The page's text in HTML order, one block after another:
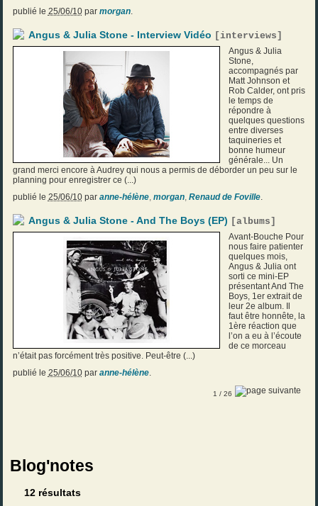
publié le 25/06/10par morgan.
Angus & Julia Stone - Interview Vidéo [interviews ]
Angus & Julia
Stone,
accompagnés par
Matt Johnson et
Rob Calder, ont pris
le temps de
répondre à
quelques questions
entre diverses
taquineries et
bonne humeur
générale... Un
grand merci encore à Audrey qui nous a permis de déborder un peu sur le
planning pour enregistrer ce (...)
publié le 25/06/10par anne-hélène, morgan, Renaud de Foville.
Angus & Julia Stone - And The Boys (EP) [albums ]
Avant-Bouche Pour
nous faire patienter
quelques mois,
Angus & Julia ont
sorti ce mini-EP
présentant And The
Boys, 1er extrait de
leur 2e album. Il
faut être honnête, la
1ère réaction que
l’on a eu à l’écoute
de ce morceau
n’était pas forcément très positive. Peut-être (...)
publié le 25/06/10par anne-hélène.
1 / 26
Blog'notes
12 résultats